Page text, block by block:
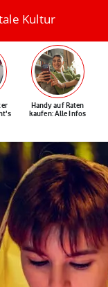
Kultur
Handy auf Raten
kaufen: Alle Infos